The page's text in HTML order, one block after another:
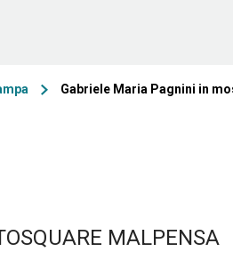
Gabriele Maria Pagnini in
MALPENSA